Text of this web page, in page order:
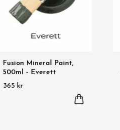
Fusion Mineral Paint,
500ml - Everett
365 kr